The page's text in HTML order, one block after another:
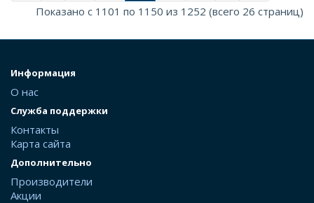
Показано с 1101 по 1150 из 1252 (всего 26 страниц)
Информация
О нас
Служба поддержки
Контакты
Карта сайта
Дополнительно
Производители
Акции